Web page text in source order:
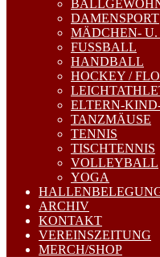
DAMENSPORT
MÄDCHEN- U.
FUSSBALL
HANDBALL
HOCKEY /
ELTERN-
TANZMÄUSE
TENNIS
TISCHTENNIS
VOLLEYBALL
YOGA
ARCHIV
KONTAKT
VEREINSZEITUNG
MERCH/SHOP